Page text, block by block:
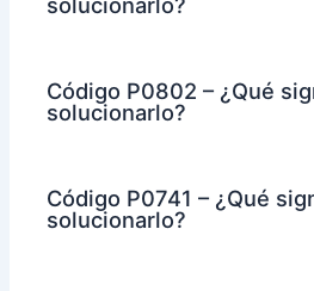
Código P0802 – ¿Qué
solucionarlo?
Código P0741 – ¿Qué
solucionarlo?